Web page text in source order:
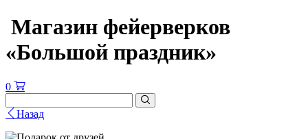
Магазин фейерверков
«Большой праздник»
0
Назад